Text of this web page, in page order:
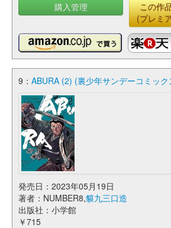
購入管理
この作
(プレミ
9： ABURA (2) (裏少年サンデーコミック
発売日：2023年05月19日
著者：NUMBER8,貘九三口造
出版社：小学館
￥715